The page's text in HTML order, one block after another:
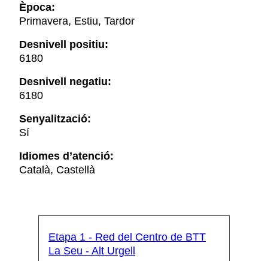
Època:
Primavera, Estiu, Tardor
Desnivell positiu:
6180
Desnivell negatiu:
6180
Senyalització:
Sí
Idiomes d’atenció:
Català, Castellà
Etapa 1 - Red del Centro de BTT
La Seu - Alt Urgell